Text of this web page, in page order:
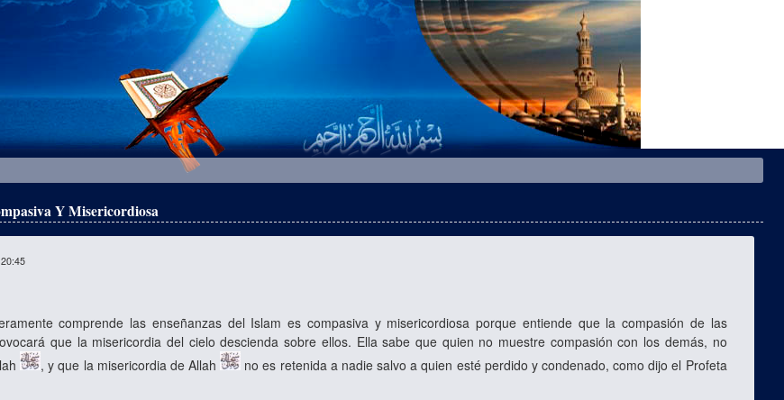
Y Misericordiosa
comprende las enseñanzas del Islam es compasiva y misericordiosa porque entiende que la compasión de las
que la misericordia del cielo descienda sobre ellos. Ella sabe que quien no muestre compasión con los demás, no
, y que la misericordia de Allah
no es retenida a nadie salvo a quien esté perdido y condenado, como dijo el Profeta